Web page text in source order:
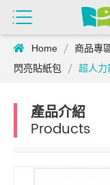
Home 商品專
閃亮貼紙包
超人
產品介紹
Products